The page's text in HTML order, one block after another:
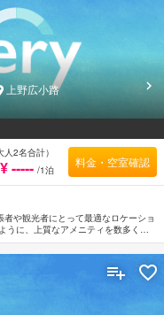
や観光者にとって最適なロケーショ
うに、上質なアメニティを数多く揃
毎日）, 暖炉, コインランドリーなど
アと便利なアメニティを各お部屋に
ためホットタブ, サウナ, スパ, マッサ
ココ・グラン上野不忍はおもてなし
上野広小路
2名合計）
¥ ----- /1泊
料金・空室確認